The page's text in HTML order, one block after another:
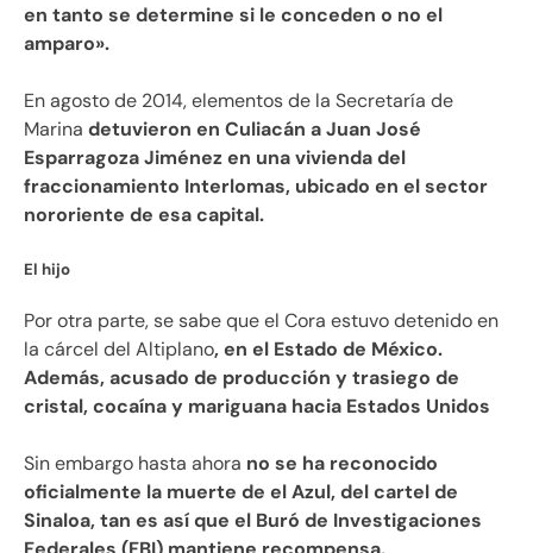
en tanto se determine si le conceden o no el
amparo».
En agosto de 2014, elementos de la Secretaría de
Marina detuvieron en Culiacán a Juan José
Esparragoza Jiménez en una vivienda del
fraccionamiento Interlomas, ubicado en el sector
nororiente de esa capital.
El hijo
Por otra parte, se sabe que el Cora estuvo detenido en
la cárcel del Altiplano, en el Estado de México.
Además, acusado de producción y trasiego de
cristal, cocaína y mariguana hacia Estados Unidos
Sin embargo hasta ahora no se ha reconocido
oficialmente la muerte de el Azul, del cartel de
Sinaloa, tan es así que el Buró de Investigaciones